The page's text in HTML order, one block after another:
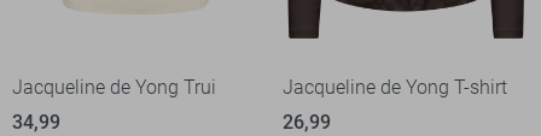
Jacqueline de Yong Trui
34,99
Jacqueline de Yong T-shirt
26,99